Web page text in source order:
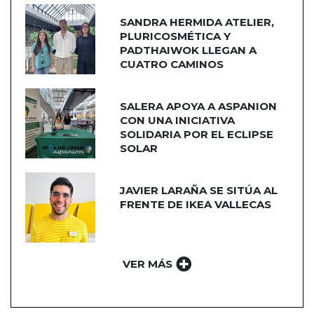
SANDRA HERMIDA ATELIER,
PLURICOSMÉTICA Y
PADTHAIWOK LLEGAN A
CUATRO CAMINOS
SALERA APOYA A ASPANION
CON UNA INICIATIVA
SOLIDARIA POR EL ECLIPSE
SOLAR
JAVIER LARAÑA SE SITÚA AL
FRENTE DE IKEA VALLECAS
VER MÁS